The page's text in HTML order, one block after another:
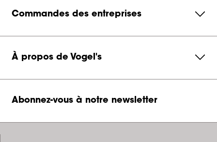
Commandes des entreprises
À propos de Vogel's
Abonnez-vous à notre newsletter